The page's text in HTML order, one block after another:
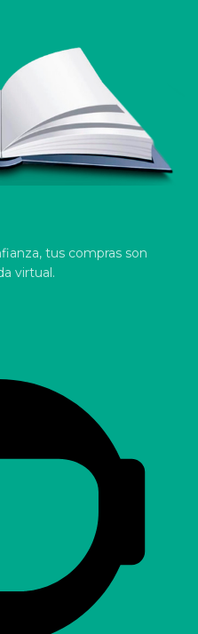
tus compras son
virtual.